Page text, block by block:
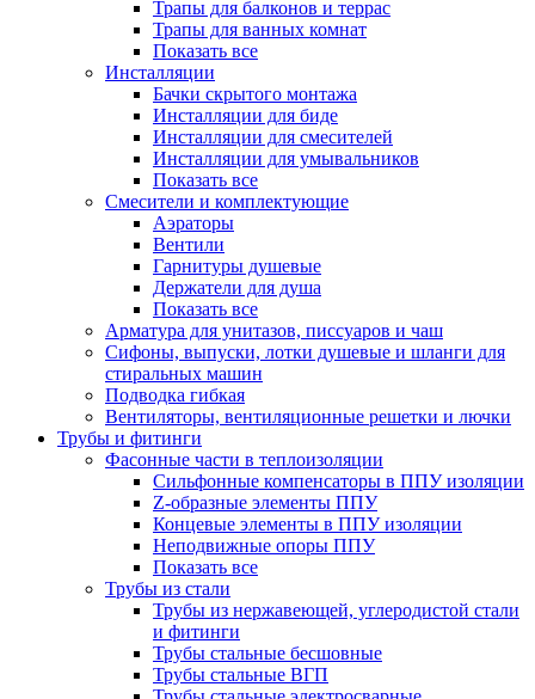
Трапы для балконов и террас
Трапы для ванных комнат
Показать все
Инсталляции
Бачки скрытого монтажа
Инсталляции для биде
Инсталляции для смесителей
Инсталляции для умывальников
Показать все
Смесители и комплектующие
Аэраторы
Вентили
Гарнитуры душевые
Держатели для душа
Показать все
Арматура для унитазов, писсуаров и чаш
Сифоны, выпуски, лотки душевые и шланги для
стиральных машин
Подводка гибкая
Вентиляторы, вентиляционные решетки и лючки
Трубы и фитинги
Фасонные части в теплоизоляции
Cильфонные компенсаторы в ППУ изоляции
Z-образные элементы ППУ
Концевые элементы в ППУ изоляции
Неподвижные опоры ППУ
Показать все
Трубы из стали
Трубы из нержавеющей, углеродистой стали
и фитинги
Трубы стальные бесшовные
Трубы стальные ВГП